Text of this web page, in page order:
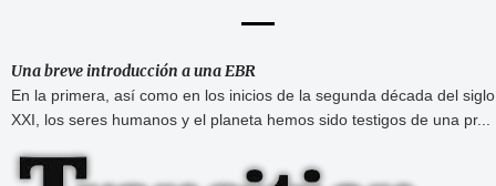
Una breve introducción a una EBR
En la primera, así como en los inicios de la segunda década del siglo
XXI, los seres humanos y el planeta hemos sido testigos de una pr...